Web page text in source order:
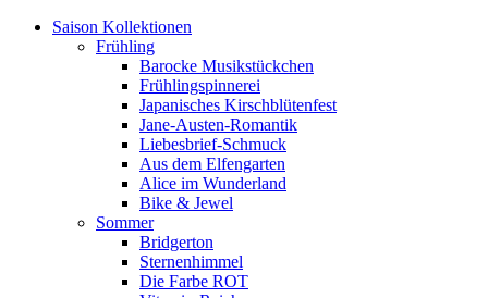
Saison Kollektionen
Frühling
Barocke Musikstückchen
Frühlingspinnerei
Japanisches Kirschblütenfest
Jane-Austen-Romantik
Liebesbrief-Schmuck
Aus dem Elfengarten
Alice im Wunderland
Bike & Jewel
Sommer
Bridgerton
Sternenhimmel
Die Farbe ROT